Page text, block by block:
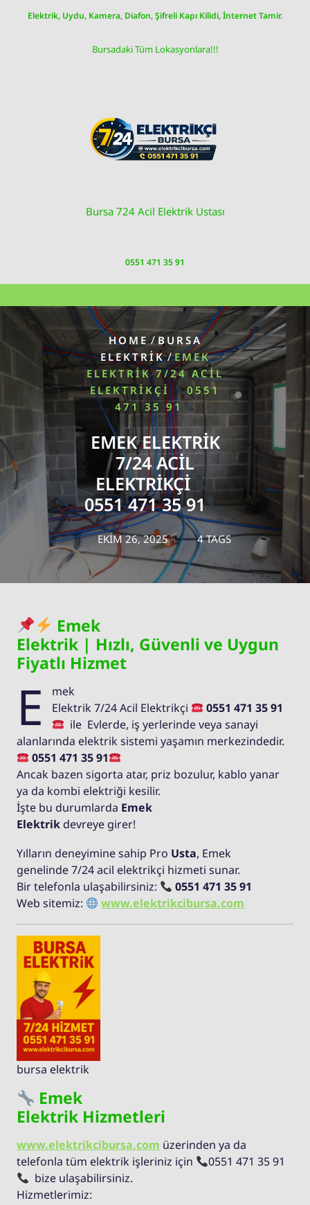
Elektrik, Uydu, Kamera, Diafon, Şifreli Kapı Kilidi, İnternet Tamir.
Bursadaki Tüm Lokasyonlara!!!
Bursa 724 Acil Elektrik Ustası
0551 471 35 91
HOME/BURSA
ELEKTRIK/EMEK
ELEKTRIK 7/24 ACIL
ELEKTRIKÇI
0551
471 35 91
EMEK ELEKTRIK
7/24 ACIL
ELEKTRIKÇI
0551 471 35 91
EKIM 26, 2025 4 TAGS
Emek
Elektrik | Hızlı, Güvenli ve Uygun
Fiyatlı Hizmet
E
mek
Elektrik 7/24 Acil Elektrikçi
0551 471 35 91
ile Evlerde, iş yerlerinde veya sanayi
alanlarında elektrik sistemi yaşamın merkezindedir.
0551 471 35 91
Ancak bazen sigorta atar, priz bozulur, kablo yanar
ya da kombi elektriği kesilir.
İşte bu durumlarda Emek
Elektrik devreye girer!
Yılların deneyimine sahip Pro Usta, Emek
genelinde 7/24 acil elektrikçi hizmeti sunar.
Bir telefonla ulaşabilirsiniz:
0551 471 35 91
Web sitemiz:
www.elektrikcibursa.com
bursa elektrik
Emek
Elektrik Hizmetleri
www.elektrikcibursa.com üzerinden ya da
telefonla tüm elektrik işleriniz için
0551 471 35 91
bize ulaşabilirsiniz.
Hizmetlerimiz: